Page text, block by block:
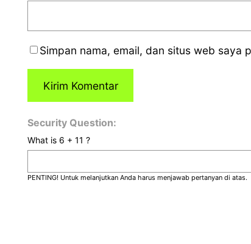
Simpan nama, email, dan situs web saya
Security Question:
What is 6 + 11 ?
PENTING! Untuk melanjutkan Anda harus menjawab pertanyan di atas.